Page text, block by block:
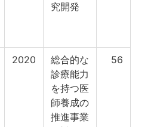
究開発
2020
総合的な
診療能力
を持つ医
師養成の
推進事業
56